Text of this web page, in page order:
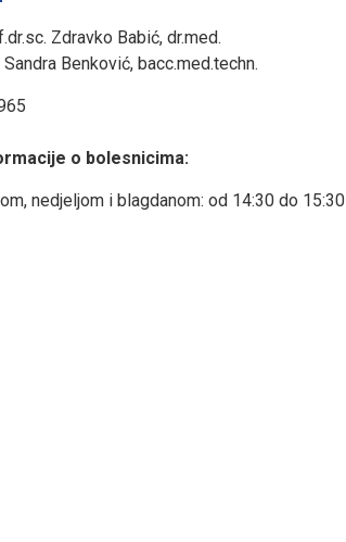
Zdravko Babić, dr.med.
Benković, bacc.med.techn.
o bolesnicima:
nedjeljom i blagdanom: od 14:30 do 15:30